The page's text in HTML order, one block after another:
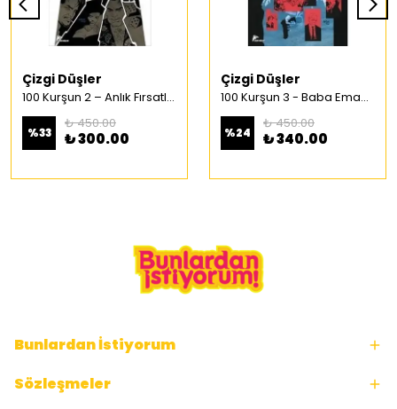
Çizgi Düşler
100 Kurşun 2 – Anlık Fırsatlar Türkçe Çizgi Roman
%33
₺ 450.00
₺ 300.00
Çizgi Düşler
100 Kurşun 3 - Baba Emaneti Türkçe Çizgi Roman
%24
₺ 450.00
₺ 340.00
Bunlardan İstiyorum
Sözleşmeler